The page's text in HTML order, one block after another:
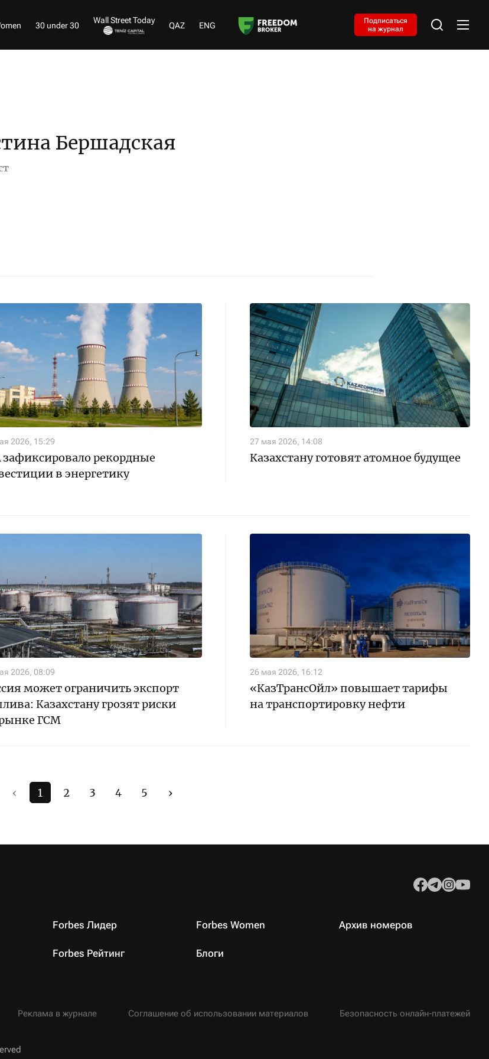
30 under 30
Wall Street Today
QAZ ENG
Подписаться
на журнал
Бершадская
2026, 15:29
зафиксировало рекордные
в энергетику
27 мая 2026, 14:08
Казахстану готовят атомное будущее
2026, 08:09
может ограничить экспорт
Казахстану грозят риски
ГСМ
26 мая 2026, 16:12
«КазТрансОйл» повышает тарифы
на транспортировку нефти
‹ 1 2 3 4 5 ›
Forbes Лидер
Forbes Рейтинг
Forbes Women
Блоги
Архив номеров
Реклама в журнале Соглашение об использовании материалов Безопасность онлайн-платежей